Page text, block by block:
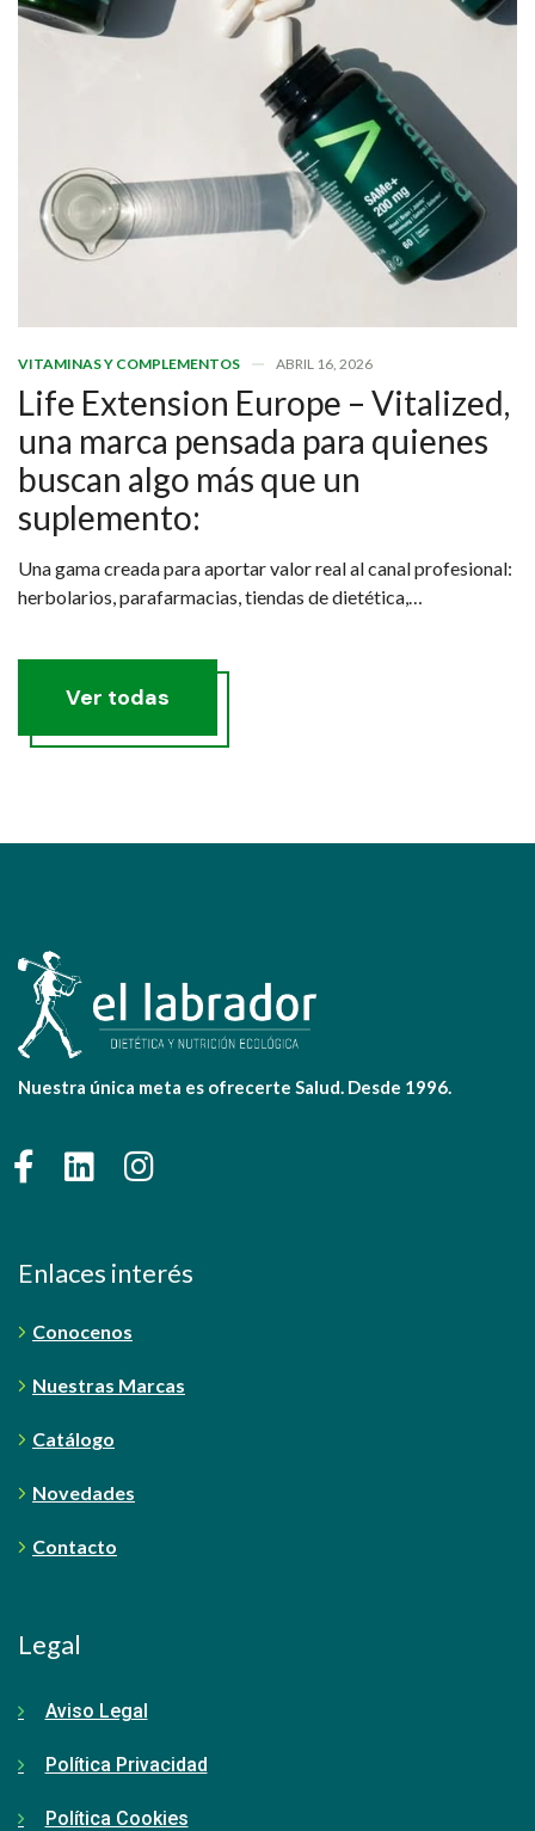
VITAMINAS Y COMPLEMENTOS ABRIL 16, 2026
Life Extension Europe – Vitalized,
una marca pensada para quienes
buscan algo más que un
suplemento:
Una gama creada para aportar valor real al canal profesional:
herbolarios, parafarmacias, tiendas de dietética,
productos con criterio.
Ver todas
Nuestra única meta es ofrecerte Salud. Desde 1996.
Enlaces interés
Conocenos
Nuestras Marcas
Catálogo
Novedades
Contacto
Legal
Aviso Legal
Política Privacidad
Política Cookies